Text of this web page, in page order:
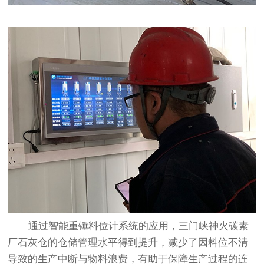
通过智能重锤料位计系统的应用，三门峡神火碳素
厂石灰仓的仓储管理水平得到提升，减少了因料位不清
导致的生产中断与物料浪费，有助于保障生产过程的连